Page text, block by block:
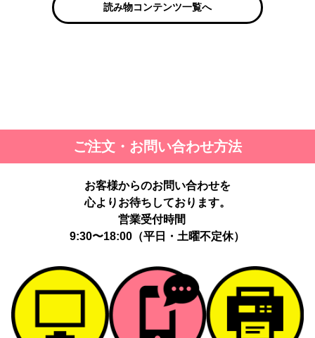
読み物コンテンツ一覧へ
ご注文・お問い合わせ方法
お客様からのお問い合わせを
心よりお待ちしております。
営業受付時間
9:30〜18:00（平日・土曜不定休）